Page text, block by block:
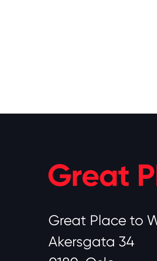
Great Place to
Akersgata 34